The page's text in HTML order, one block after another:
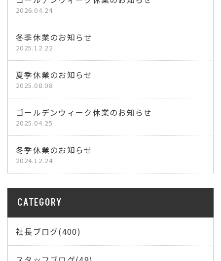
2026.04.24
冬季休業のお知らせ
2025.12.22
夏季休業のお知らせ
2025.08.08
ゴールデンウィーク休業のお知らせ
2025.04.25
冬季休業のお知らせ
2024.12.24
CATEGORY
社長ブログ(400)